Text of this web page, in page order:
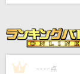
ワタリドリ
ブラック★ロ
supercell feat.初音ミ
1 ---- 点